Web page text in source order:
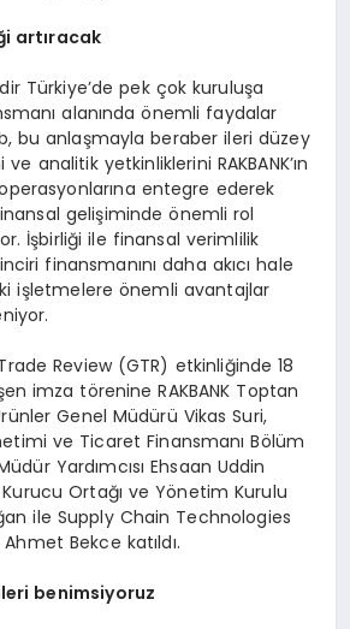
artıracak
Türkiye’de pek çok kuruluşa
alanında önemli faydalar
bu anlaşmayla beraber ileri düzey
analitik yetkinliklerini RAKBANK’ın
entegre ederek
finansal gelişiminde önemli rol
İşbirliği ile finansal verimlilik
finansmanını daha akıcı hale
işletmelere önemli avantajlar
Review (GTR) etkinliğinde 18
imza törenine RAKBANK Toptan
Genel Müdürü Vikas Suri,
ve Ticaret Finansmanı Bölüm
Yardımcısı Ehsaan Uddin
Ortağı ve Yönetim Kurulu
ile Supply Chain Technologies
Bekce katıldı.
benimsiyoruz